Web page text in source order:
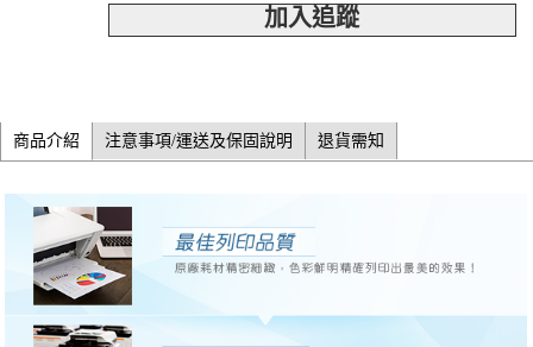
加入追蹤
商品介紹 注意事項/運送及保固說明 退貨需知